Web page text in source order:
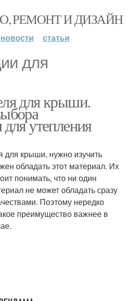
РЕМОНТ И ДИЗАЙН
новости статьи
для
для крыши.
утепления
для крыши, нужно изучить
обладать этот материал. Их
понимать, что ни один
не может обладать сразу
Поэтому нередко
преимущество важнее в